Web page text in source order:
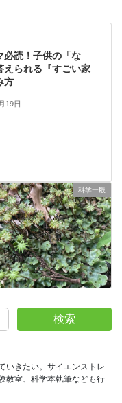
必読！子供の「な
えられる『すごい家
方
19日
科学一般
検索
いきたい。サイエンストレ
教室、科学本執筆なども行